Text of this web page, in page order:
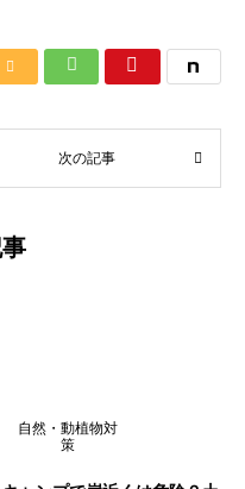
  
次の記事
自然・動植物対
策